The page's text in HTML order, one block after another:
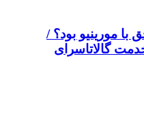
با مورینیو بود؟ /
گالاتاسرای